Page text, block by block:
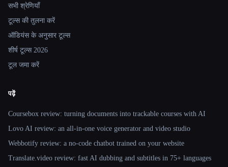
सभी श्रेणियाँ
टूल्स की तुलना करें
ऑडियंस के अनुसार टूल्स
शीर्ष टूल्स 2026
टूल जमा करें
पढ़ें
Coursebox review: turning documents into trackable courses with AI
Lovo AI review: an all-in-one voice generator and video studio
Webbotify review: a no-code chatbot trained on your website
Translate.video review: fast AI dubbing and subtitles in 75+ languages